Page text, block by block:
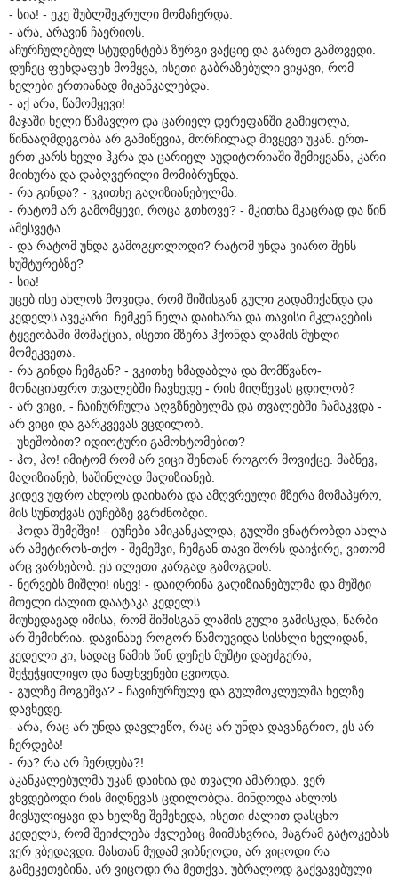
- სია! - ეკე შუბლშეკრული მომაჩერდა.
- არა, არავინ ჩაერიოს.
აჩურჩულებულ სტუდენტებს ზურგი ვაქციე და გარეთ გამოვედი.
დუჩეც ფეხდაფეხ მომყვა, ისეთი გაბრაზებული ვიყავი, რომ
ხელები ერთიანად მიკანკალებდა.
- აქ არა, წამომყევი!
მაჯაში ხელი წამავლო და ცარიელ დერეფანში გამიყოლა,
წინააღმდეგობა არ გამიწევია, მორჩილად მივყევი უკან. ერთ-
ერთ კარს ხელი ჰკრა და ცარიელ აუდიტორიაში შემიყვანა, კარი
მიიხურა და დაბღვერილი მომიბრუნდა.
- რა გინდა? - ვკითხე გაღიზიანებულმა.
- რატომ არ გამომყევი, როცა გთხოვე? - მკითხა მკაცრად და წინ
ამესვეტა.
- და რატომ უნდა გამოგყოლოდი? რატომ უნდა ვიარო შენს
ხუშტურებზე?
- სია!
უცებ ისე ახლოს მოვიდა, რომ შიშისგან გული გადამიქანდა და
კედელს ავეკარი. ჩემკენ ნელა დაიხარა და თავისი მკლავების
ტყვეობაში მომაქცია, ისეთი მზერა ჰქონდა ლამის მუხლი
მომეკვეთა.
- რა გინდა ჩემგან? - ვკითხე ხმადაბლა და მომწვანო-
მონაცისფრო თვალებში ჩავხედე - რის მიღწევას ცდილობ?
- არ ვიცი, - ჩაიჩურჩულა აღგზნებულმა და თვალებში ჩამაკვდა -
არ ვიცი და გარკვევას ვცდილობ.
- უხეშობით? იდიოტური გამოხტომებით?
- ჰო, ჰო! იმიტომ რომ არ ვიცი შენთან როგორ მოვიქცე. მაბნევ,
მაღიზიანებ, საშინლად მაღიზიანებ.
კიდევ უფრო ახლოს დაიხარა და ამღვრეული მზერა მომაპყრო,
მის სუნთქვას ტუჩებზე ვგრძნობდი.
- ჰოდა შემეშვი! - ტუჩები ამიკანკალდა, გულში ვნატრობდი ახლა
არ ამეტიროს-თქო - შემეშვი, ჩემგან თავი შორს დაიჭირე, ვითომ
არც ვარსებობ. ეს ილეთი კარგად გამოგდის.
- ნერვებს მიშლი! ისევ! - დაიღრინა გაღიზიანებულმა და მუშტი
მთელი ძალით დაატაკა კედელს.
მიუხედავად იმისა, რომ შიშისგან ლამის გული გამისკდა, წარბი
არ შემიხრია. დავინახე როგორ წამოუვიდა სისხლი ხელიდან,
კედელი კი, სადაც წამის წინ დუჩეს მუშტი დაეძგერა,
შეჭეჭყილიყო და ნაფხვენები ცვიოდა.
- გულზე მოგეშვა? - ჩავიჩურჩულე და გულმოკლულმა ხელზე
დავხედე.
- არა, რაც არ უნდა დავლეწო, რაც არ უნდა დავანგრიო, ეს არ
ჩერდება!
- რა? რა არ ჩერდება?!
აკანკალებულმა უკან დაიხია და თვალი ამარიდა. ვერ
ვხვდებოდი რის მიღწევას ცდილობდა. მინდოდა ახლოს
მივსულიყავი და ხელზე შემეხედა, ისეთი ძალით დასცხო
კედელს, რომ შეიძლება ძვლებიც მიიმსხვრია, მაგრამ გატოკებას
ვერ ვბედავდი. მასთან მუდამ ვიბნეოდი, არ ვიცოდი რა
გამეკეთებინა, არ ვიცოდი რა მეთქვა, უბრალოდ გაქვავებული